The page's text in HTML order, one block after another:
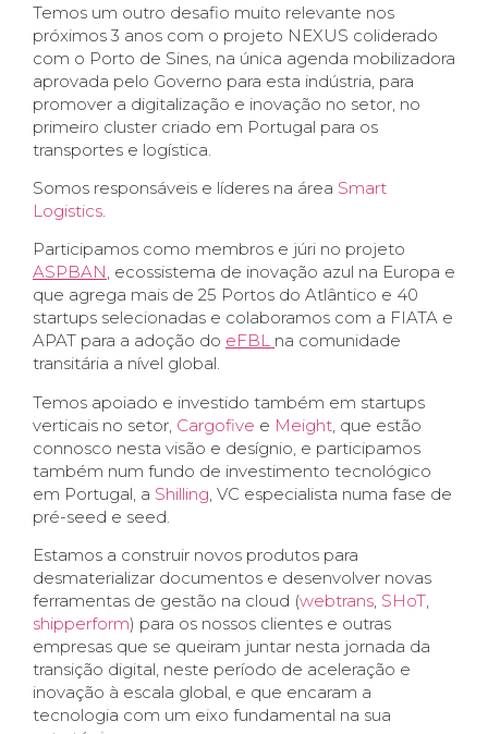
Temos um outro desafio muito relevante nos
próximos 3 anos com o projeto NEXUS coliderado
com o Porto de Sines, na única agenda mobilizadora
aprovada pelo Governo para esta indústria, para
promover a digitalização e inovação no setor, no
primeiro cluster criado em Portugal para os
transportes e logística.
Somos responsáveis e líderes na área Smart
Logistics.
Participamos como membros e júri no projeto
ASPBAN, ecossistema de inovação azul na Europa e
que agrega mais de 25 Portos do Atlântico e 40
startups selecionadas e colaboramos com a FIATA e
APAT para a adoção do eFBL na comunidade
transitária a nível global.
Temos apoiado e investido também em startups
verticais no setor, Cargofive e Meight , que estão
connosco nesta visão e desígnio, e participamos
também num fundo de investimento tecnológico
em Portugal, a Shilling , VC especialista numa fase de
pré-seed e seed.
Estamos a construir novos produtos para
desmaterializar documentos e desenvolver novas
ferramentas de gestão na cloud (webtrans, SHoT,
shipperform) para os nossos clientes e outras
empresas que se queiram juntar nesta jornada da
transição digital, neste período de aceleração e
inovação à escala global, e que encaram a
tecnologia com um eixo fundamental na sua